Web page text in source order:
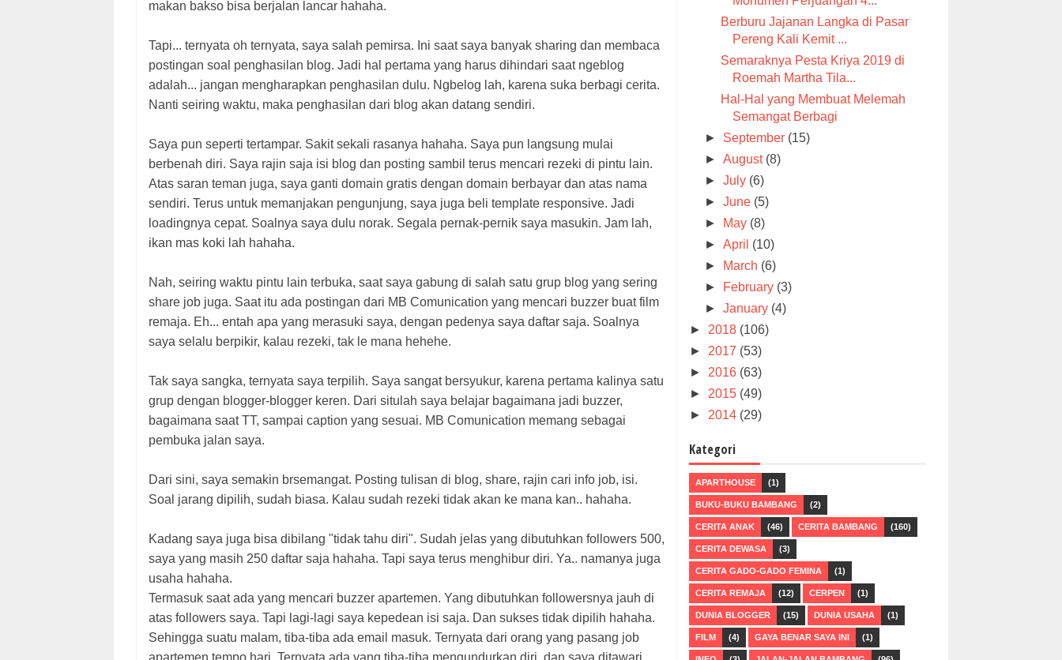
makan bakso bisa berjalan lancar hahaha.
Tapi... ternyata oh ternyata, saya salah pemirsa. Ini saat saya banyak sharing dan membaca
postingan soal penghasilan blog. Jadi hal pertama yang harus dihindari saat ngeblog
adalah... jangan mengharapkan penghasilan dulu. Ngbelog lah, karena suka berbagi cerita.
Nanti seiring waktu, maka penghasilan dari blog akan datang sendiri.
Saya pun seperti tertampar. Sakit sekali rasanya hahaha. Saya pun langsung mulai
berbenah diri. Saya rajin saja isi blog dan posting sambil terus mencari rezeki di pintu lain.
Atas saran teman juga, saya ganti domain gratis dengan domain berbayar dan atas nama
sendiri. Terus untuk memanjakan pengunjung, saya juga beli template responsive. Jadi
loadingnya cepat. Soalnya saya dulu norak. Segala pernak-pernik saya masukin. Jam lah,
ikan mas koki lah hahaha.
Nah, seiring waktu pintu lain terbuka, saat saya gabung di salah satu grup blog yang sering
share job juga. Saat itu ada postingan dari MB Comunication yang mencari buzzer buat film
remaja. Eh... entah apa yang merasuki saya, dengan pedenya saya daftar saja. Soalnya
saya selalu berpikir, kalau rezeki, tak le mana hehehe.
Tak saya sangka, ternyata saya terpilih. Saya sangat bersyukur, karena pertama kalinya satu
grup dengan blogger-blogger keren. Dari situlah saya belajar bagaimana jadi buzzer,
bagaimana saat TT, sampai caption yang sesuai. MB Comunication memang sebagai
pembuka jalan saya.
Dari sini, saya semakin brsemangat. Posting tulisan di blog, share, rajin cari info job, isi.
Soal jarang dipilih, sudah biasa. Kalau sudah rezeki tidak akan ke mana kan.. hahaha.
Kadang saya juga bisa dibilang "tidak tahu diri". Sudah jelas yang dibutuhkan followers 500,
saya yang masih 250 daftar saja hahaha. Tapi saya terus menghibur diri. Ya.. namanya juga
usaha hahaha.
Termasuk saat ada yang mencari buzzer apartemen. Yang dibutuhkan followersnya jauh di
atas followers saya. Tapi lagi-lagi saya kepedean isi saja. Dan sukses tidak dipilih hahaha.
Sehingga suatu malam, tiba-tiba ada email masuk. Ternyata dari orang yang pasang job
Berburu Jajanan Langka di Pasar
Pereng Kali Kemit ...
Semaraknya Pesta Kriya 2019 di
Roemah Martha Tila...
Hal-Hal yang Membuat Melemah
Semangat Berbagi
► September (15)
►August (8)
►July (6)
►June (5)
►
May (8)
►April (10)
►
March (6)
►
February (3)
►January (4)
► 2018 (106)
► 2017 (53)
► 2016 (63)
► 2015 (49)
► 2014 (29)
Kategori
APARTHOUSE (1)
BUKU-BUKU BAMBANG (2)
CERITA ANAK (46) CERITA BAMBANG (160)
CERITA DEWASA (3)
CERITA GADO-GADO FEMINA (1)
CERITA REMAJA (12) CERPEN (1)
DUNIA BLOGGER (15) DUNIA USAHA (1)
FILM (4) GAYA BENAR SAYA INI (1)